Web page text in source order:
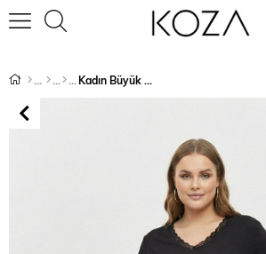
Kadın Büyük Beden Dantel Detaylı V Yaka Truvakar Kol Pamuklu Bluz 2029-26